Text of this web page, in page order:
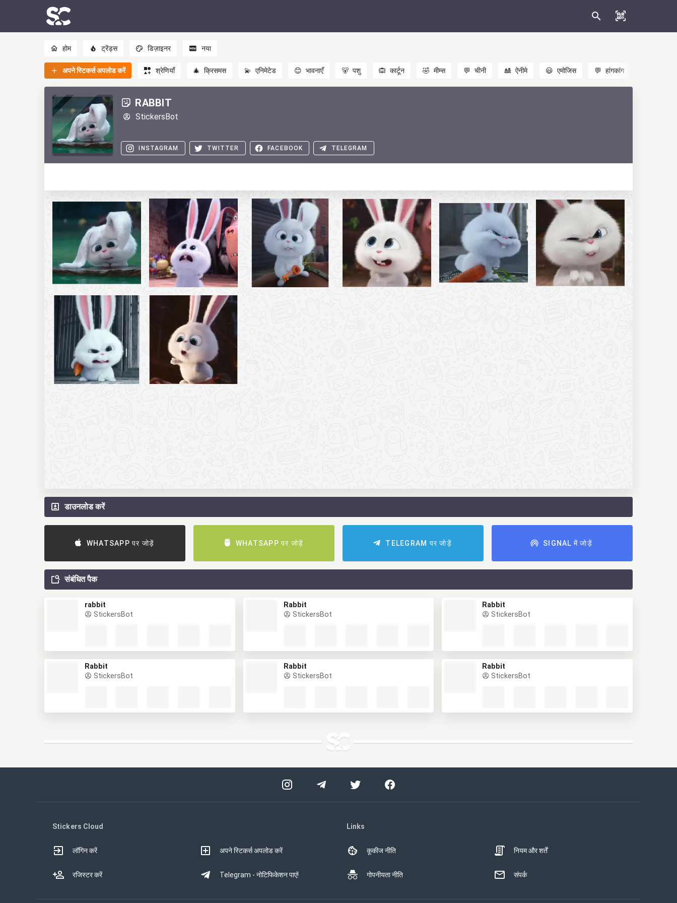
होम ट्रेंड्स डिज़ाइनर नया
अपने स्टिकर्स अपलोड करें श्रेणियाँ 🎄 क्रिसमस 💫 एनिमेटेड 😊 भावनाएँ 🐻 पशु 🙉 कार्टून 🤣 मीम्स 💬 चीनी 🎎 ऐनीमे 😃 एमोजिस 💬 हांगकांग
RABBIT
StickersBot
INSTAGRAM TWITTER FACEBOOK TELEGRAM
डाउनलोड करें
WHATSAPP पर जोड़ें WHATSAPP पर जोड़ें TELEGRAM पर जोड़ें SIGNAL में जोड़ें
संबंधित पैक
rabbit
StickersBot
Rabbit
StickersBot
Rabbit
StickersBot
Rabbit
StickersBot
Rabbit
StickersBot
Rabbit
StickersBot
Stickers Cloud
लॉगिन करें
रजिस्टर करें
अपने स्टिकर्स अपलोड करें
Telegram - नोटिफिकेशन पाएं!
Links
कूकीज नीति
गोपनीयता नीति
नियम और शर्तें
संपर्क